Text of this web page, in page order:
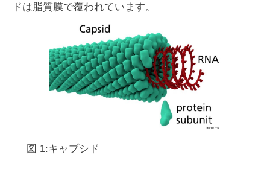
ドは脂質膜で覆われています。
図 1:キャプシド